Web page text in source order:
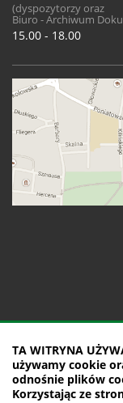
TA WITRYNA
używamy cookie
odnośnie plików
Korzystając ze
(dyspozytorzy oraz
Biuro - Archiwum
15.00 - 18.00